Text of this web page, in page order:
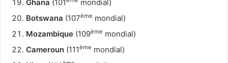
Ghana (101
mondial)
Botswana (107ème mondial)
Mozambique (109ème mondial)
Cameroun (111ème mondial)